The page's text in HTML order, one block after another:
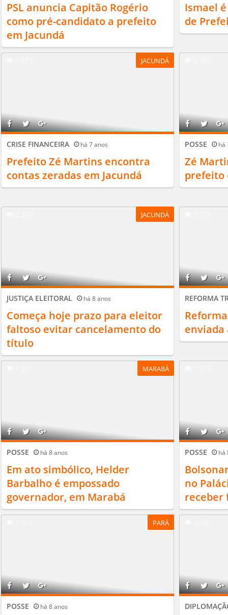
PSL anuncia Capitão Rogério
como pré-candidato a prefeito
em Jacundá
Ismael
de
JACUNDÁ
CRISE FINANCEIRA há 7 anos
Prefeito Zé Martins encontra
contas zeradas em Jacundá
POSSE há
Zé
prefeito
JACUNDÁ
JUSTIÇA ELEITORAL há 8 anos
Começa hoje prazo para eleitor
faltoso evitar cancelamento do
título
REFORMA
enviada
MARABÁ
POSSE há 8 anos
Em ato simbólico, Helder
Barbalho é empossado
governador, em Marabá
POSSE há
no
receber
PARÁ
POSSE há 8 anos